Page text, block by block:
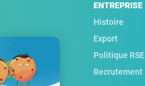
ENTREPRISE
Histoire
Export
Politique RSE
Recrutement